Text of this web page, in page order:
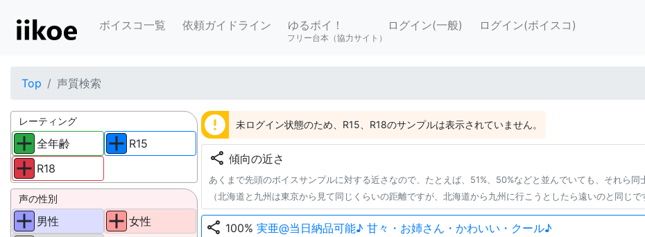
ボイスコ一覧 依頼ガイドライン ゆるボイ！
フリー台本（協力サイト）
ログイン(一般) ログイン(ボイスコ)
Top 声質検索
レーティング
全年齢
R18
R15
声の性別
男性
女性
error 未ログイン状態のため、R15、R18のサンプルは表示されていません。
share 傾向の近さ
あくまで先頭のボイスサンプルに対する近さなので、たとえば、51%、50%などと並んでいても、それら同
（北海道と九州は東京から見て同じくらいの距離ですが、北海道から九州に行こうとしたら遠いのと同じで
share 100% 実亜@当日納品可能♪ 甘々・お姉さん・かわいい・クール♪